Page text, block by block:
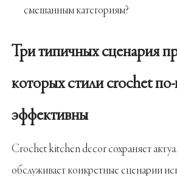
смешанным категориям?
Три типичных сценария
которых стили crochet
эффективны
Crochet kitchen decor сохраняет
обслуживает конкретные сценарии